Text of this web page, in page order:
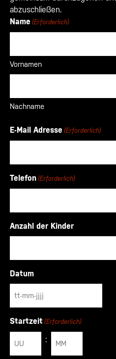
abzuschließen.
Name (Erforderlich)
Vornamen
Nachname
E-Mail Adresse (Erforderlich)
Telefon (Erforderlich)
Anzahl der Kinder
Datum
Startzeit (Erforderlich)
: